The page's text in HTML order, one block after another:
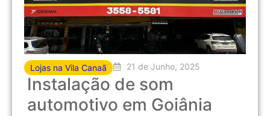
Lojas na Vila Canaã 21 de Junho, 2025
Instalação de som
automotivo em Goiânia